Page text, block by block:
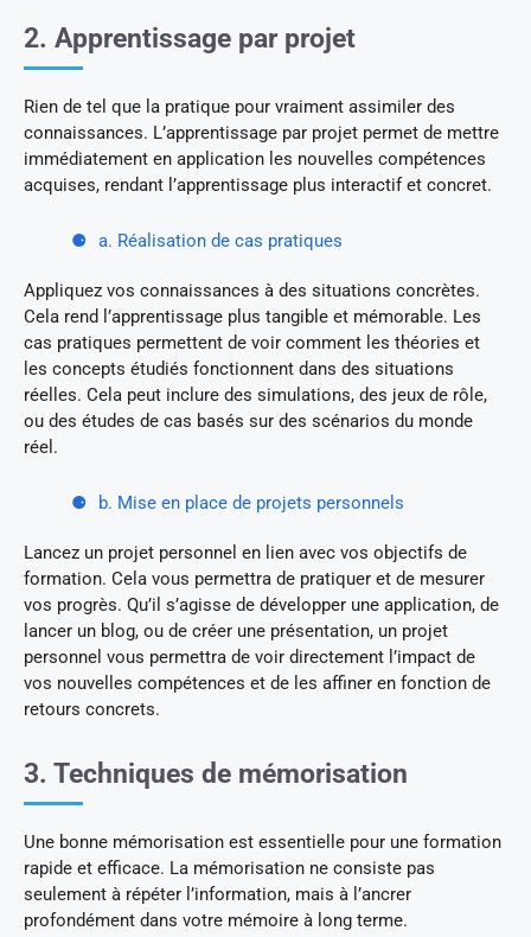
2. Apprentissage par projet
Rien de tel que la pratique pour vraiment assimiler des
connaissances. L’apprentissage par projet permet de mettre
immédiatement en application les nouvelles compétences
acquises, rendant l’apprentissage plus interactif et concret.
a. Réalisation de cas pratiques
Appliquez vos connaissances à des situations concrètes.
Cela rend l’apprentissage plus tangible et mémorable. Les
cas pratiques permettent de voir comment les théories et
les concepts étudiés fonctionnent dans des situations
réelles. Cela peut inclure des simulations, des jeux de rôle,
ou des études de cas basés sur des scénarios du monde
réel.
b. Mise en place de projets personnels
Lancez un projet personnel en lien avec vos objectifs de
formation. Cela vous permettra de pratiquer et de mesurer
vos progrès. Qu’il s’agisse de développer une application, de
lancer un blog, ou de créer une présentation, un projet
personnel vous permettra de voir directement l’impact de
vos nouvelles compétences et de les affiner en fonction de
retours concrets.
3. Techniques de mémorisation
Une bonne mémorisation est essentielle pour une formation
rapide et efficace. La mémorisation ne consiste pas
seulement à répéter l’information, mais à l’ancrer
profondément dans votre mémoire à long terme.